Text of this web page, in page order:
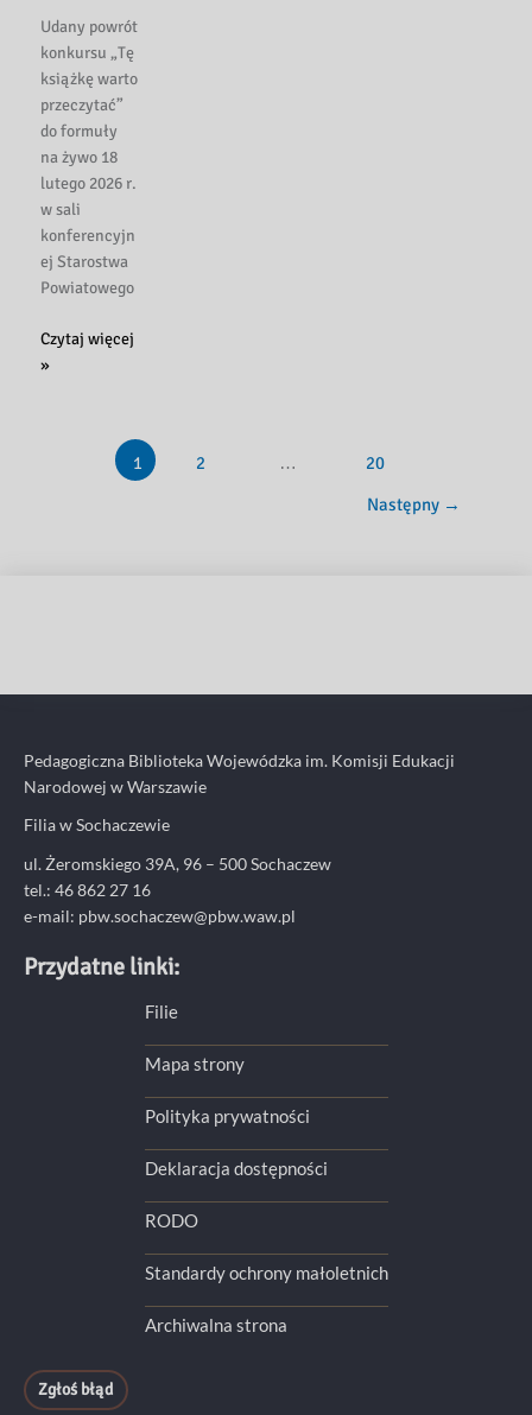
Udany powrót
konkursu „Tę
książkę warto
przeczytać”
do formuły
na żywo 18
lutego 2026 r.
w sali
konferencyjn
ej Starostwa
Powiatowego
Konkurs
„Tę
rozstrzygnięty”
Czytaj więcej
»
1 2 …
20
Następny →
Pedagogiczna Biblioteka Wojewódzka im. Komisji Edukacji
Narodowej w Warszawie
Filia w Sochaczewie
ul. Żeromskiego 39A, 96 – 500 Sochaczew
tel.: 46 862 27 16
e-mail: pbw.sochaczew@pbw.waw.pl
Przydatne linki:
Filie
Mapa strony
Polityka prywatności
Deklaracja dostępności
RODO
Standardy ochrony małoletnich
Archiwalna strona
Zgłoś błąd